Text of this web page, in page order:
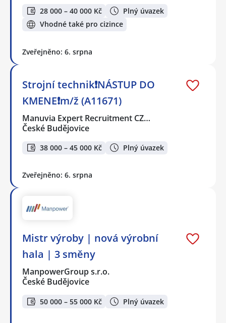
28 000 – 40 000 Kč
Plný úvazek
Vhodné také pro cizince
Zveřejněno: 6. srpna
Strojní technik❗NÁSTUP DO
KMENE❗m/ž (A11671)
Manuvia Expert Recruitment CZ…
České Budějovice
38 000 – 45 000 Kč Plný úvazek
Zveřejněno: 6. srpna
Mistr výroby | nová výrobní
hala | 3 směny
ManpowerGroup s.r.o.
České Budějovice
50 000 – 55 000 Kč Plný úvazek